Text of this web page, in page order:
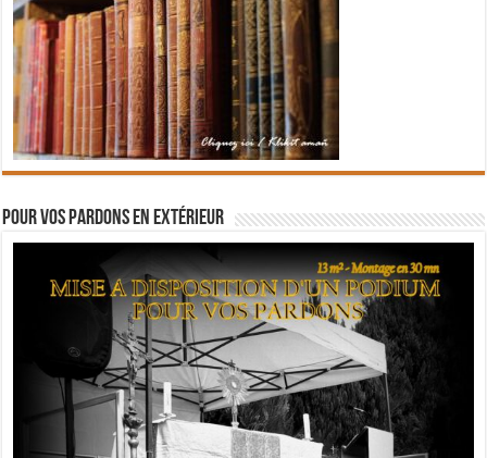
Pour vos pardons en extérieur